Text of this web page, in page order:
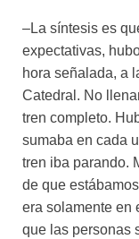
–La síntesis es
expectativas,
hora señalada, a
Catedral. No
tren completo.
sumaba en cada
tren iba parando.
de que
era solamente en
que las personas